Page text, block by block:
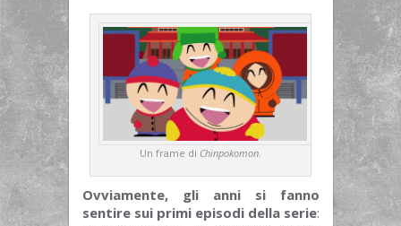
Un frame di Chinpokomon.
Ovviamente, gli anni si fanno
sentire sui primi episodi della serie: